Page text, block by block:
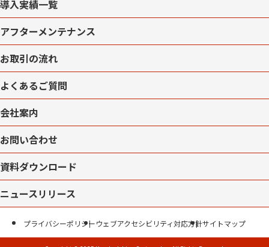
導入実績一覧
アフターメンテナンス
お取引の流れ
よくあるご質問
会社案内
お問い合わせ
資料ダウンロード
ニュースリリース
プライバシーポリシーウェブアクセシビリティ対応方針サイトマップ